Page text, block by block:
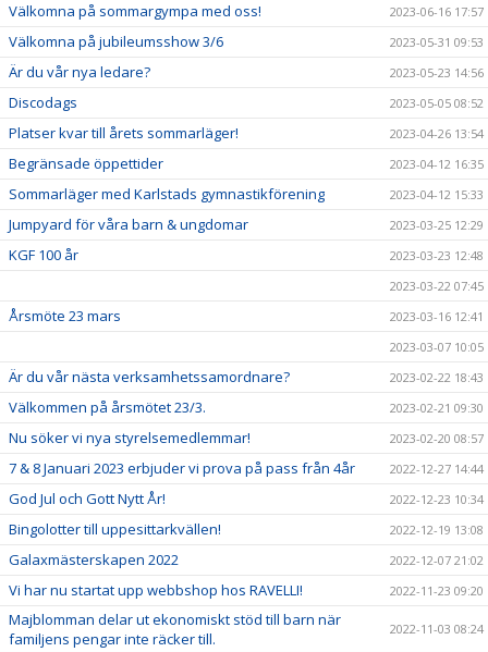
Välkomna på sommargympa med oss! 2023-06-16 17:57
Välkomna på jubileumsshow 3/6 2023-05-31 09:53
Är du vår nya ledare? 2023-05-23 14:56
Discodags 2023-05-05 08:52
Platser kvar till årets sommarläger! 2023-04-26 13:54
Begränsade öppettider 2023-04-12 16:35
Sommarläger med Karlstads gymnastikförening 2023-04-12 15:33
Jumpyard för våra barn & ungdomar 2023-03-25 12:29
KGF 100 år
2023-03-23 12:48
2023-03-22 07:45
Årsmöte 23 mars
2023-03-16 12:41
2023-03-07 10:05
Är du vår nästa verksamhetssamordnare? 2023-02-22 18:43
Välkommen på årsmötet 23/3. 2023-02-21 09:30
Nu söker vi nya styrelsemedlemmar! 2023-02-20 08:57
7 & 8 Januari 2023 erbjuder vi prova på pass från 4år 2022-12-27 14:44
God Jul och Gott Nytt År! 2022-12-23 10:34
Bingolotter till uppesittarkvällen! 2022-12-19 13:08
Galaxmästerskapen 2022 2022-12-07 21:02
Vi har nu startat upp webbshop hos RAVELLI! 2022-11-23 09:20
Majblomman delar ut ekonomiskt stöd till barn när
familjens pengar inte räcker till.
2022-11-03 08:24